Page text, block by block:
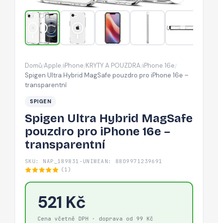
iPhone
16e
–
transparentní
Domů/Apple/iPhone/KRYTY A POUZDRA/iPhone 16e/
Spigen Ultra Hybrid MagSafe pouzdro pro iPhone 16e –
transparentní
SPIGEN
Spigen Ultra Hybrid MagSafe
pouzdro pro iPhone 16e –
transparentní
SKU: NAP_189831-UNIWEAN: 8809971239691
(1)
521 Kč
Cena včetně DPH · doprava od 99 Kč